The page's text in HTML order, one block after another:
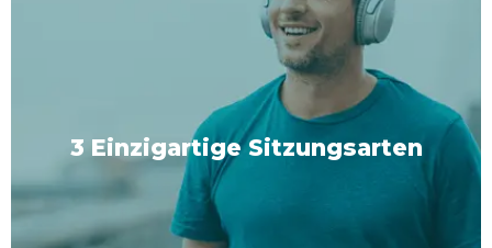
3 Einzigartige Sitzungsarten